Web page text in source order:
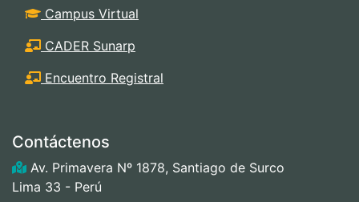
Campus Virtual
CADER Sunarp
Encuentro Registral
Contáctenos
Av. Primavera Nº 1878, Santiago de Surco
Lima 33 - Perú